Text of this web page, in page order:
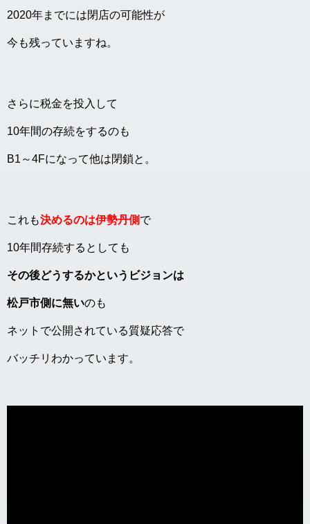
2020年までには閉店の可能性が
今も残っていますね。
さらに税金を投入して
10年間の存続をするのも
B1～4Fになって他は閉鎖と。
これも決めるのは伊勢丹側 で
10年間存続するとしても
その後どうするかというビジョンは
松戸市側に無いのも
ネットで公開されている質疑応答で
バッチリわかっています。